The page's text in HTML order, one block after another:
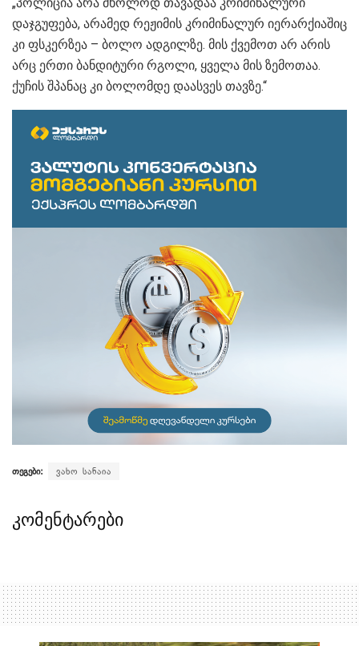
„პოლიცია არა მხოლოდ თავადაა კრიმინალური
დაჯგუფება, არამედ რეჟიმის კრიმინალურ იერარქიაშიც
კი ფსკერზეა – ბოლო ადგილზე. მის ქვემოთ არ არის
არც ერთი ბანდიტური რგოლი, ყველა მის ზემოთაა.
ქუჩის შპანაც კი ბოლომდე დაასვეს თავზე.“
თეგები: ვახო სანაია
კომენტარები